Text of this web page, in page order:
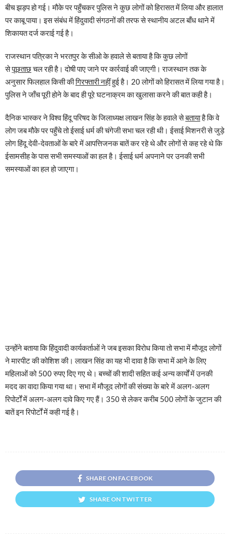
बीच झड़प हो गई। मौके पर पहुँचकर पुलिस ने कुछ लोगों को हिरासत में लिया और हालात
पर काबू पाया। इस संबंध में हिंदुवादी संगठनों की तरफ से स्थानीय अटल बाँध थाने में
शिकायत दर्ज कराई गई है।
राजस्थान पत्रिका ने भरतपुर के सीओ के हवाले से बताया है कि कुछ लोगों
सेपूछताछचल रही है। दोषी पाए जाने पर कार्रवाई की जाएगी। राजस्थान तक के
अनुसार फिलहाल किसी कीगिरफ्तारी नहींहुई है। 20 लोगों को हिरासत में लिया गया है।
पुलिस ने जाँच पूरी होने के बाद ही पूरे घटनाक्रम का खुलासा करने की बात कही है।
दैनिक भास्कर ने विश्व हिंदू परिषद के जिलाध्यक्ष लाखन सिंह के हवाले सेबतायाहै कि वे
लोग जब मौके पर पहुँचे तो ईसाई धर्म की चंगेजी सभा चल रही थी। ईसाई मिशनरी से जुड़े
लोग हिंदू देवी-देवताओं के बारे में आपत्तिजनक बातें कर रहे थे और लोगों से कह रहे थे कि
ईसामसीह के पास सभी समस्याओं का हल है। ईसाई धर्म अपनाने पर उनकी सभी
समस्याओं का हल हो जाएगा।
उन्होंने बताया कि हिंदुवादी कार्यकर्ताओं ने जब इसका विरोध किया तो सभा में मौजूद लोगों
ने मारपीट की कोशिश की। लाखन सिंह का यह भी दावा है कि सभा में आने के लिए
महिलाओं को 500 रुपए दिए गए थे। बच्चों की शादी सहित कई अन्य कार्यों में उनकी
मदद का वादा किया गया था। सभा में मौजूद लोगों की संख्या के बारे में अलग-अलग
रिपोर्टों में अलग-अलग दावे किए गए हैं। 350 से लेकर करीब 500 लोगों के जुटान की
बातें इन रिपोर्टों में कही गई है।
SHARE ON FACEBOOK
SHARE ON TWITTER